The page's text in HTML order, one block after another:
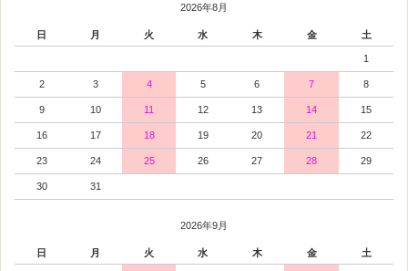
2026年8月
日 月 火 水 木 金 土
1
2 3 4 5 6 7 8
9 10 11 12 13 14 15
16 17 18 19 20 21 22
23 24 25 26 27 28 29
30 31
2026年9月
日 月 火 水 木 金 土